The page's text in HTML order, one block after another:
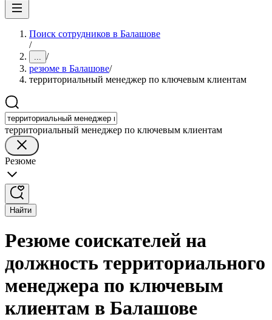
Поиск сотрудников в Балашове
/
... /
резюме в Балашове/
территориальный менеджер по ключевым клиентам
территориальный менеджер по ключевым клиентам
Резюме
Найти
Резюме соискателей на
должность территориального
менеджера по ключевым
клиентам в Балашове